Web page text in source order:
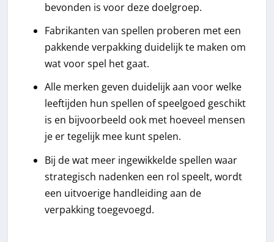
bevonden is voor deze doelgroep.
Fabrikanten van spellen proberen met een
pakkende verpakking duidelijk te maken om
wat voor spel het gaat.
Alle merken geven duidelijk aan voor welke
leeftijden hun spellen of speelgoed geschikt
is en bijvoorbeeld ook met hoeveel mensen
je er tegelijk mee kunt spelen.
Bij de wat meer ingewikkelde spellen waar
strategisch nadenken een rol speelt, wordt
een uitvoerige handleiding aan de
verpakking toegevoegd.